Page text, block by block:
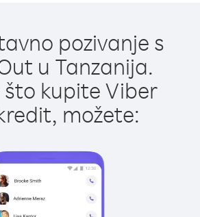
pozivanje s
u Tanzanija.
što kupite Viber
možete: